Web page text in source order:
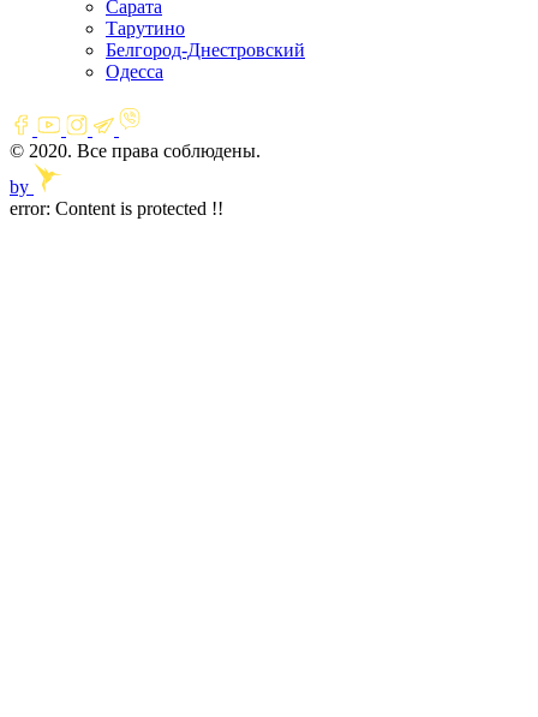
Сарата
Тарутино
Белгород-Днестровский
Одесса
© 2020. Все права соблюдены.
by
error: Content is protected !!